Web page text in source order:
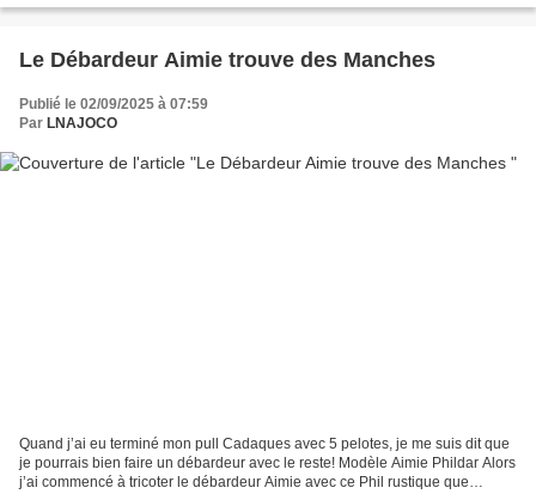
Le Débardeur Aimie trouve des Manches
Publié le 02/09/2025 à 07:59
Par LNAJOCO
Quand j’ai eu terminé mon pull Cadaques avec 5 pelotes, je me suis dit que
je pourrais bien faire un débardeur avec le reste! Modèle Aimie Phildar Alors
j’ai commencé à tricoter le débardeur Aimie avec ce Phil rustique que